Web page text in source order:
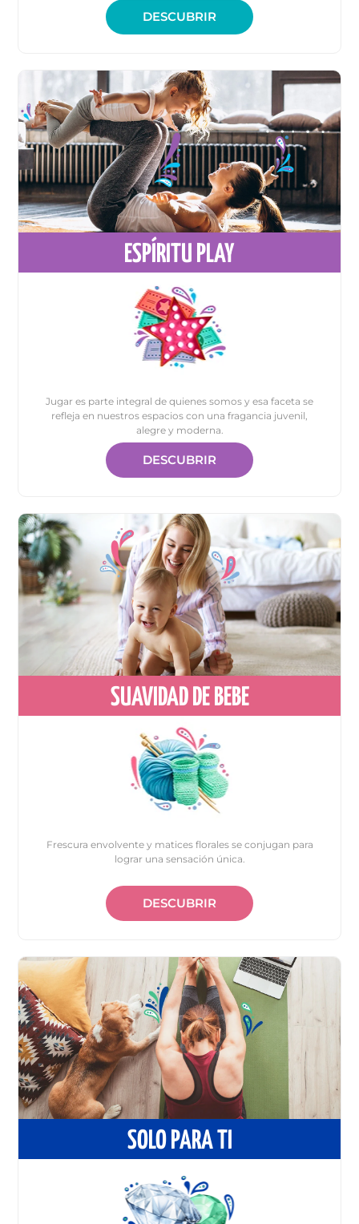
DESCUBRIR
ESPÍRITU PLAY
Jugar es parte integral de quienes somos y esa faceta se
refleja en nuestros espacios con una fragancia juvenil,
alegre y moderna.
DESCUBRIR
SUAVIDAD DE BEBE
Frescura envolvente y matices florales se conjugan para
lograr una sensación única.
DESCUBRIR
SOLO PARA TI